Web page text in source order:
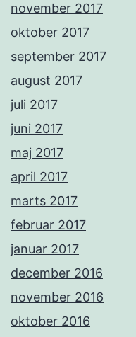
november 2017
oktober 2017
september 2017
august 2017
juli 2017
juni 2017
maj 2017
april 2017
marts 2017
februar 2017
januar 2017
december 2016
november 2016
oktober 2016